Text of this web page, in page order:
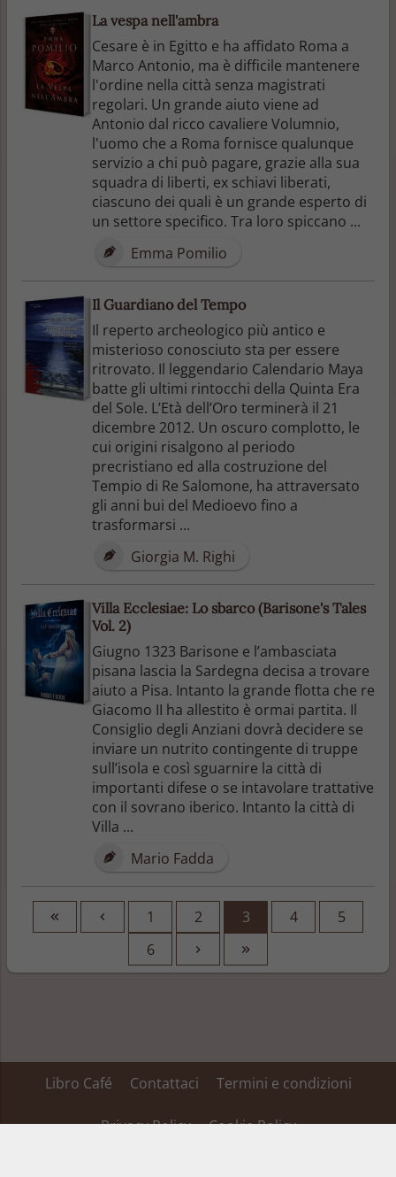
La vespa nell'ambra
Cesare è in Egitto e ha affidato Roma a
Marco Antonio, ma è difficile mantenere
l'ordine nella città senza magistrati
regolari. Un grande aiuto viene ad
Antonio dal ricco cavaliere Volumnio,
l'uomo che a Roma fornisce qualunque
servizio a chi può pagare, grazie alla sua
squadra di liberti, ex schiavi liberati,
ciascuno dei quali è un grande esperto di
un settore specifico. Tra loro spiccano ...
Emma Pomilio
Il Guardiano del Tempo
Il reperto archeologico più antico e
misterioso conosciuto sta per essere
ritrovato. Il leggendario Calendario Maya
batte gli ultimi rintocchi della Quinta Era
del Sole. L’Età dell’Oro terminerà il 21
dicembre 2012. Un oscuro complotto, le
cui origini risalgono al periodo
precristiano ed alla costruzione del
Tempio di Re Salomone, ha attraversato
gli anni bui del Medioevo fino a
trasformarsi ...
Giorgia M. Righi
Villa Ecclesiae: Lo sbarco (Barisone's Tales
Vol. 2)
Giugno 1323 Barisone e l’ambasciata
pisana lascia la Sardegna decisa a trovare
aiuto a Pisa. Intanto la grande flotta che re
Giacomo II ha allestito è ormai partita. Il
Consiglio degli Anziani dovrà decidere se
inviare un nutrito contingente di truppe
sull’isola e così sguarnire la città di
importanti difese o se intavolare trattative
con il sovrano iberico. Intanto la città di
Villa ...
Mario Fadda
1 2 3 4
5
6
Libro Café Contattaci Termini e condizioni
Privacy Policy Cookie Policy